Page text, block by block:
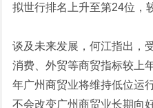
拟世行排名上升至第24位，
谈及未来发展，何江指出，
消费、外贸等商贸指标较上
年广州商贸业将维持低位运
不会改变广州商贸业长期向